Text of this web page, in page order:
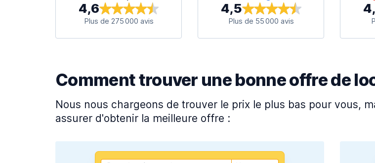
4,6
Plus de 275 000 avis
4,5
Plus de 55 000 avis
Comment trouver une bonne offre de
Nous nous chargeons de trouver le prix le plus bas pour vous,
assurer d'obtenir la meilleure offre :